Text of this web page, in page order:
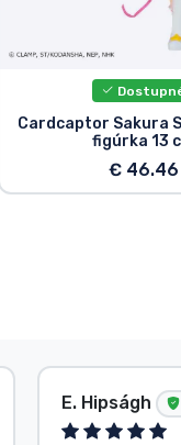
Cardcaptor Sakura
figúrka 13
€ 46.46
E. Hipságh